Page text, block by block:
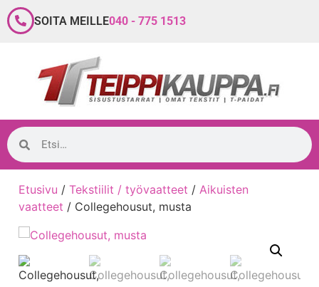
SOITA MEILLE040 - 775 1513
Etusivu / Tekstiilit / työvaatteet / Aikuisten
vaatteet / Collegehousut, musta